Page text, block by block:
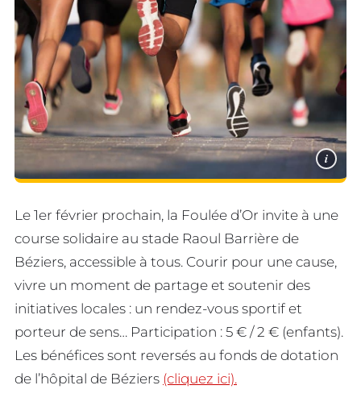
i
Le 1er février prochain, la Foulée d’Or invite à une
course solidaire au stade Raoul Barrière de
Béziers, accessible à tous. Courir pour une cause,
vivre un moment de partage et soutenir des
initiatives locales : un rendez-vous sportif et
porteur de sens… Participation : 5 € / 2 € (enfants).
Les bénéfices sont reversés au fonds de dotation
de l’hôpital de Béziers (cliquez ici).